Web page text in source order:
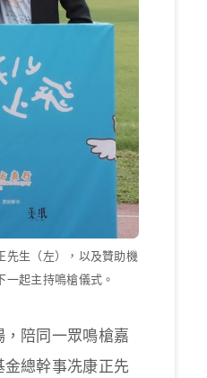
先生（左），以及贊助機
起主持鳴槍儀式。
陪同一眾鳴槍嘉
總幹事冼康正先